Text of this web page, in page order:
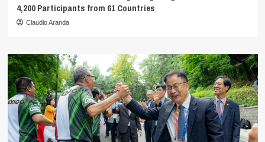
4,200 Participants from 61 Countries
Claudio Aranda